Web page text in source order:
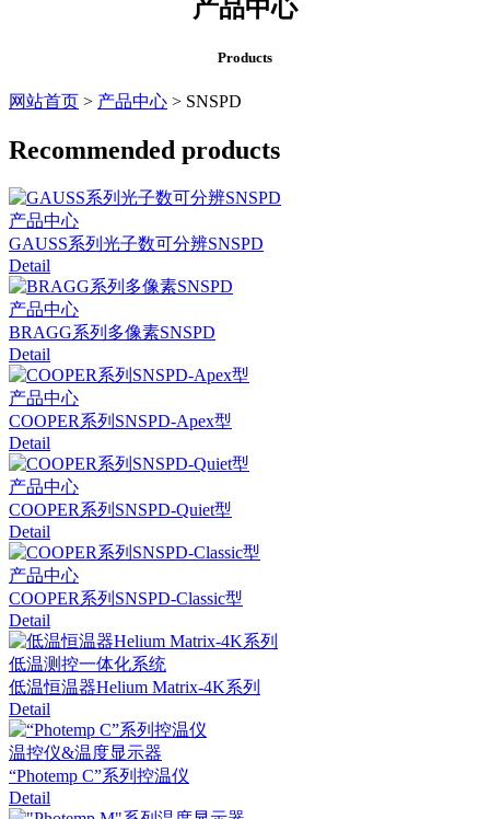
产品中心
Products
网站首页 > 产品中心 > SNSPD
Recommended products
产品中心
GAUSS系列光子数可分辨SNSPD
Detail
产品中心
BRAGG系列多像素SNSPD
Detail
产品中心
COOPER系列SNSPD-Apex型
Detail
产品中心
COOPER系列SNSPD-Quiet型
Detail
产品中心
COOPER系列SNSPD-Classic型
Detail
低温测控一体化系统
低温恒温器Helium Matrix-4K系列
Detail
温控仪&温度显示器
“Photemp C”系列控温仪
Detail